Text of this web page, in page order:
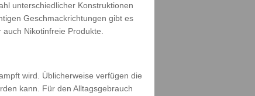
unterschiedlicher Konstruktionen
Geschmackrichtungen gibt es
Nikotinfreie Produkte.
wird. Üblicherweise verfügen die
kann. Für den Alltagsgebrauch